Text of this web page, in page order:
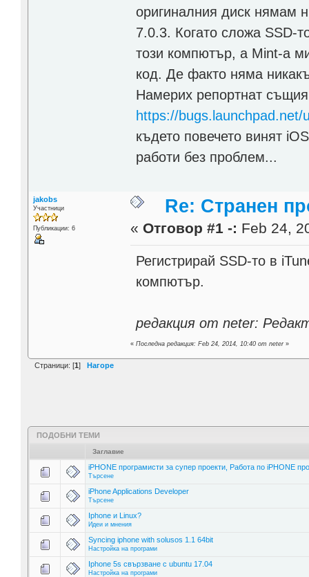
оригиналния диск нямам
7.0.3. Когато сложа SSD-
този компютър, а Mint-a
код. Де факто няма
Намерих репортнат
https://
където повечето винят
работи без проблем...
jakobs
Участници
Публикации: 6
Re: Странен
« Отговор #1 -: Feb 24,
Регистрирай SSD-то в
компютър.
редакция от neter:
«Последна редакция: Feb 24, 2014, 10:40 от neter»
Страници: [1] Нагоре
ПОДОБНИ ТЕМИ
Заглавие
iPHONE програмисти за супер проекти, Работа по iPHONE
Търсене
iPhone Applications Developer
Търсене
Iphone и Linux?
Идеи и мнения
Syncing iphone with solusos 1.1 64bit
Настройка на програми
Iphone 5s свързване с ubuntu 17.04
Настройка на програми